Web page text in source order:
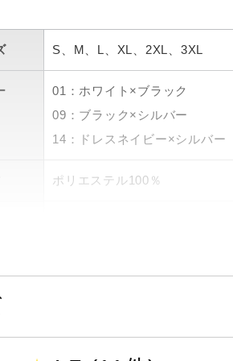
S、M、L、XL、2XL、3XL
01：ホワイト×ブラック
09：ブラック×シルバー
14：ドレスネイビー×シルバー
ポリエステル100％
工程：Water Preservation dye